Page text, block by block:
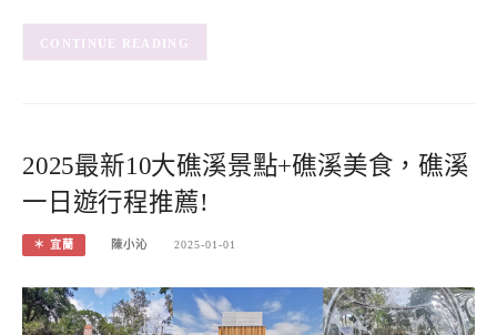
CONTINUE READING
2025最新10大礁溪景點+礁溪美食，礁溪
一日遊行程推薦!
＊ 宜蘭 陳小沁 2025-01-01